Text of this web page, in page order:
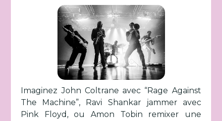
Imaginez John Coltrane avec “Rage Against
The Machine”, Ravi Shankar jammer avec
Pink Floyd, ou Amon Tobin remixer une